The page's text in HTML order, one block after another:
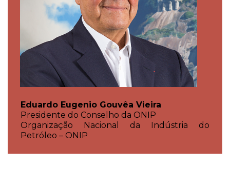
Eduardo Eugenio Gouvêa Vieira
Presidente do Conselho da ONIP
Organização Nacional da Indústria do
Petróleo – ONIP